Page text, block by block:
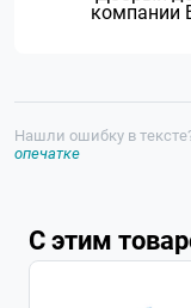
компании
Нашли ошибку в
опечатке
С этим